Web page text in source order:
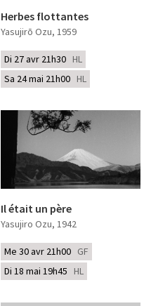
Herbes flottantes
Yasujirō Ozu, 1959
Di 27 avr 21h30 HL
Sa 24 mai 21h00 HL
Il était un père
Yasujiro Ozu, 1942
Me 30 avr 21h00 GF
Di 18 mai 19h45 HL